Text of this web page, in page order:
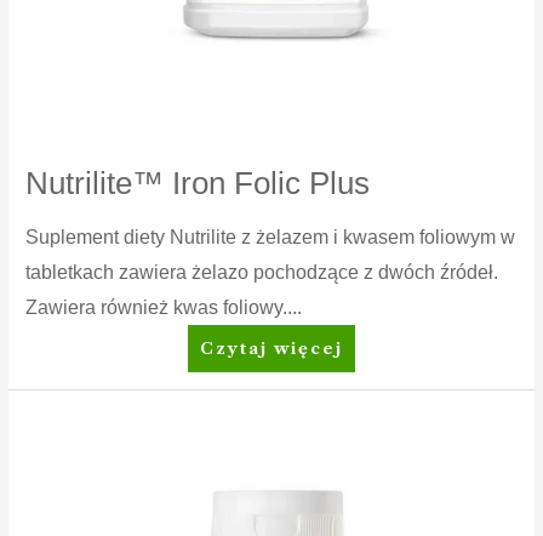
Nutrilite™ Iron Folic Plus
Suplement diety Nutrilite z żelazem i kwasem foliowym w
tabletkach zawiera żelazo pochodzące z dwóch źródeł.
Zawiera również kwas foliowy....
Nutrilite™
Iron
Czytaj więcej